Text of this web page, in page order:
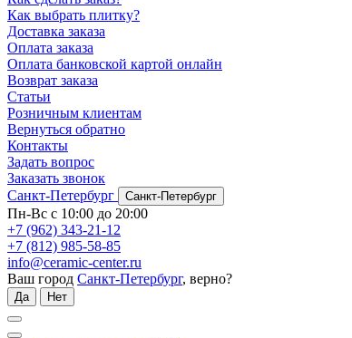
Как выбрать плитку?
Доставка заказа
Оплата заказа
Оплата банковской картой онлайн
Возврат заказа
Статьи
Розничным клиентам
Вернуться обратно
Контакты
Задать вопрос
Заказать звонок
Санкт-Петербург
Санкт-Петербург
Пн-Вс с 10:00 до 20:00
+7 (962) 343-21-12
+7 (812) 985-58-85
info@ceramic-center.ru
Ваш город Санкт-Петербург, верно?
Да Нет